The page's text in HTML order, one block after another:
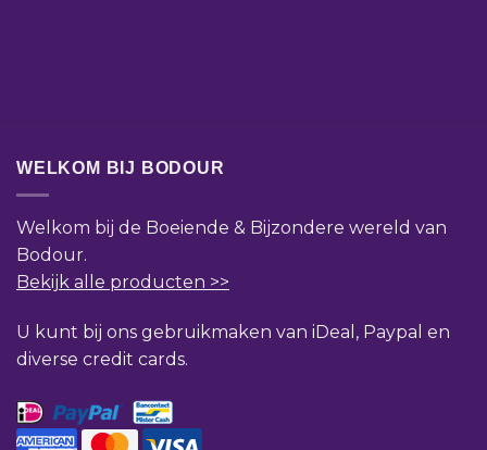
WELKOM BIJ BODOUR
Welkom bij de Boeiende & Bijzondere wereld van
Bodour.
Bekijk alle producten >>
U kunt bij ons gebruikmaken van iDeal, Paypal en
diverse credit cards.